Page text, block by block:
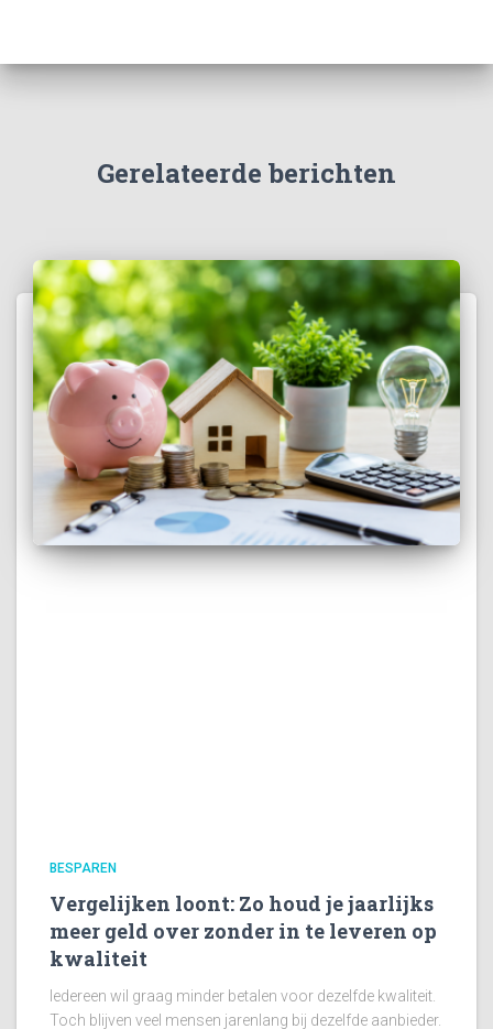
Gerelateerde berichten
BESPAREN
Vergelijken loont: Zo houd je jaarlijks
meer geld over zonder in te leveren op
kwaliteit
Iedereen wil graag minder betalen voor dezelfde kwaliteit.
Toch blijven veel mensen jarenlang bij dezelfde aanbieder.